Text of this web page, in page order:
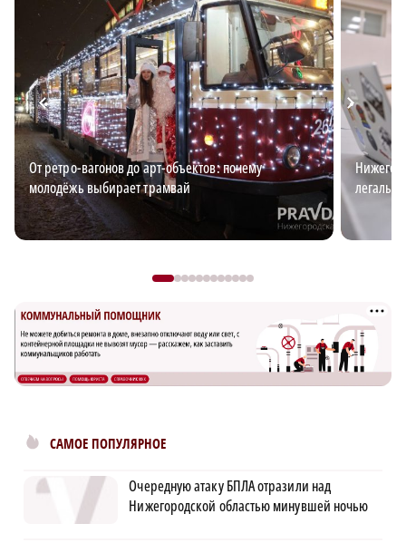
От ретро-вагонов до арт-объектов: почему
молодёжь выбирает трамвай
САМОЕ ПОПУЛЯРНОЕ
Очередную атаку БПЛА отразили над
Нижегородской областью минувшей ночью